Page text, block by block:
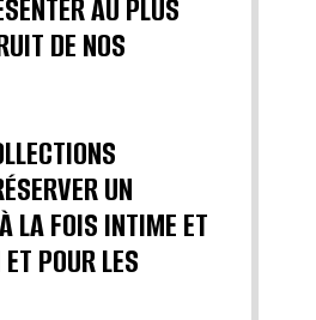
AU PLUS
DE NOS
UN
LA FOIS INTIME ET
POUR LES